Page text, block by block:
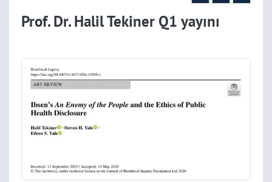
Prof. Dr. Halil Tekiner Q1 yayını